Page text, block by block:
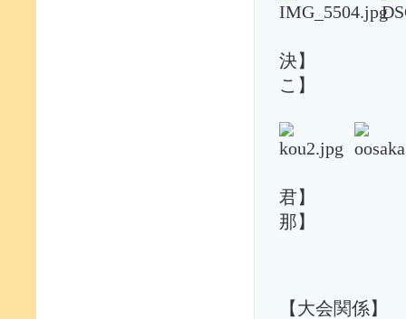
決】 【
こ】
君】
那】
【大会関係】